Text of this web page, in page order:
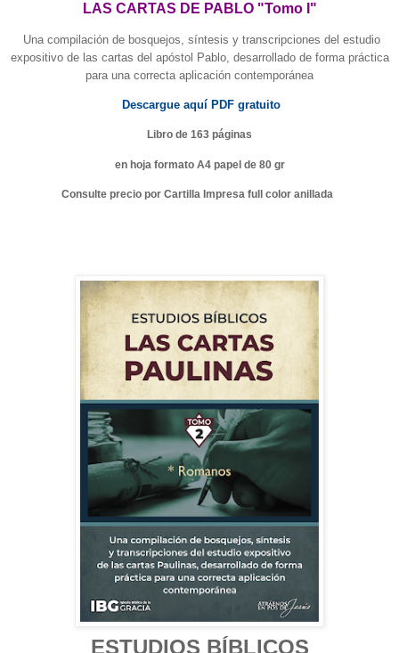
LAS CARTAS DE PABLO "Tomo I"
Una compilación de bosquejos, síntesis y transcripciones del estudio
expositivo de las cartas del apóstol Pablo, desarrollado de forma práctica
para una correcta aplicación contemporánea
Descargue aquí PDF gratuito
Libro de 163 páginas
en hoja formato A4 papel de 80 gr
Consulte precio por Cartilla Impresa full color anillada
ESTUDIOS BÍBLICOS